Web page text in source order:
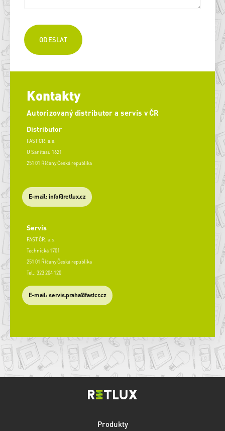
Kontakty
Autorizovaný distributor a servis v ČR
Distributor
FAST ČR, a.s.
U Sanitasu 1621
251 01 Říčany Česká republika
E-mail: info@retlux.cz
Servis
FAST ČR, a.s.
Technická 1701
251 01 Říčany Česká republika
Tel.: 323 204 120
​E-mail: servis.praha@fastcr.cz
Produkty